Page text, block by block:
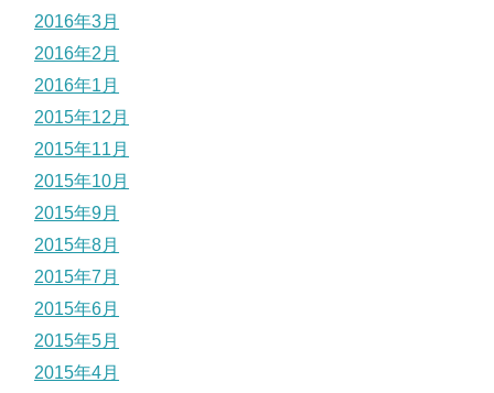
2016年3月
2016年2月
2016年1月
2015年12月
2015年11月
2015年10月
2015年9月
2015年8月
2015年7月
2015年6月
2015年5月
2015年4月